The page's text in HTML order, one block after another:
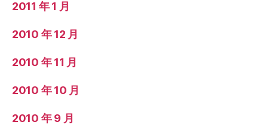
2011 年 1 月
2010 年 12 月
2010 年 11 月
2010 年 10 月
2010 年 9 月